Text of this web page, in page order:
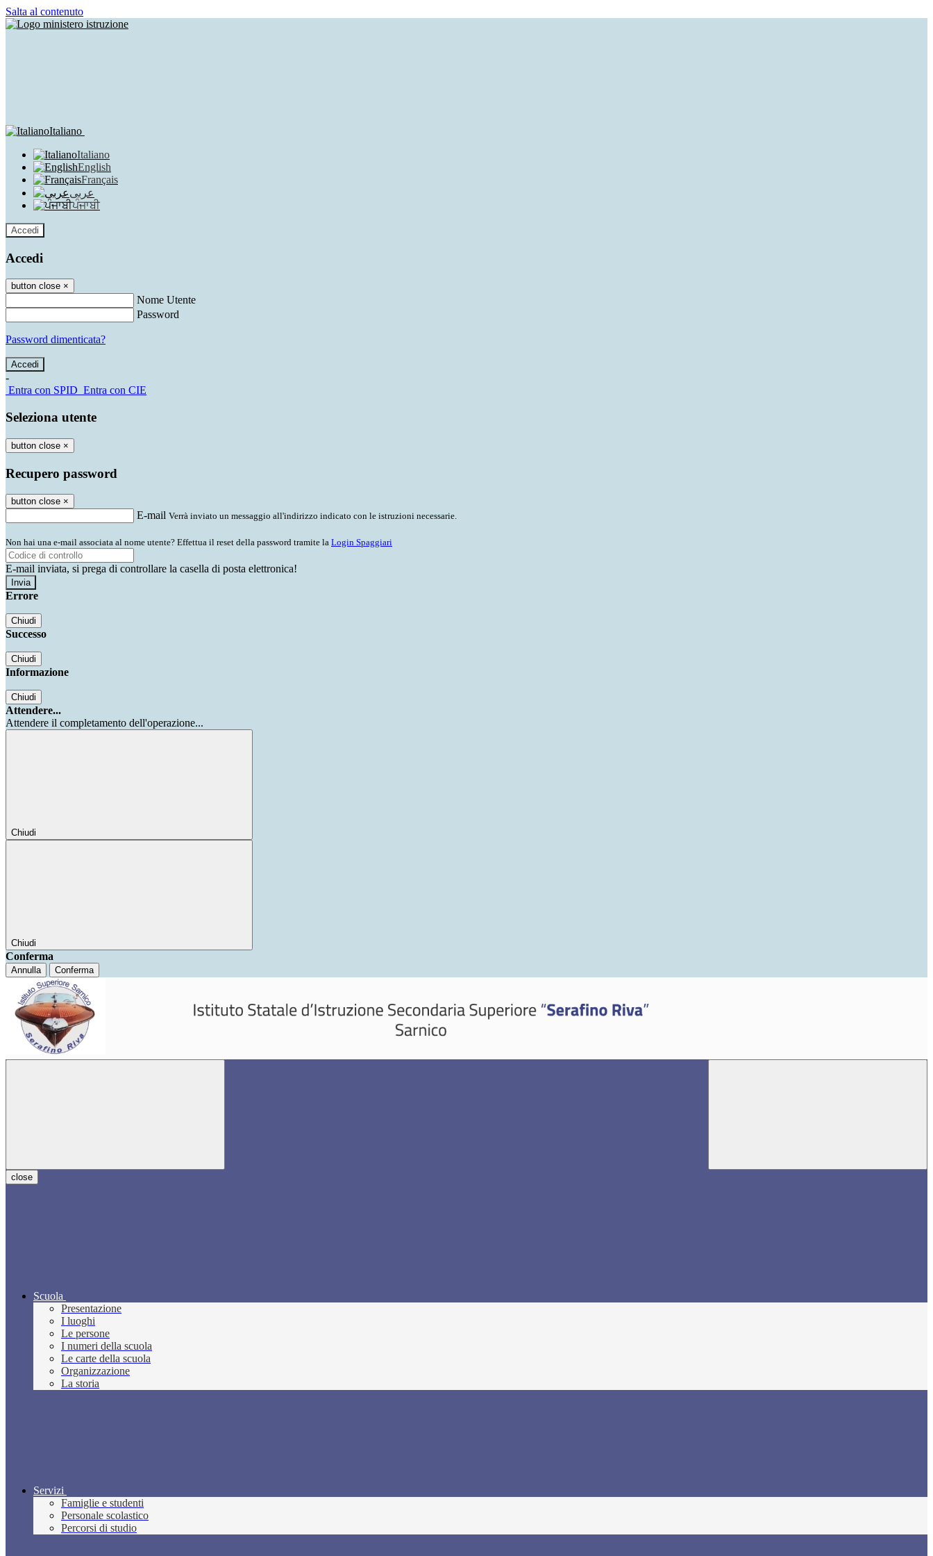
Salta al contenuto
Italiano
Italiano
English
Français
عربى
ਪੰਜਾਬੀ
Accedi
Accedi
button close ×
Nome Utente
Password
Password dimenticata?
-
Entra con SPID Entra con CIE
Seleziona utente
button close ×
Recupero password
button close ×
E-mail Verrà inviato un messaggio all'indirizzo indicato con le istruzioni necessarie.
Non hai una e-mail associata al nome utente? Effettua il reset della password tramite la Login Spaggiari
E-mail inviata, si prega di controllare la casella di posta elettronica!
Errore
Chiudi
Successo
Chiudi
Informazione
Chiudi
Attendere...
Attendere il completamento dell'operazione...
Chiudi
Chiudi
Conferma
Annulla Conferma
close
Scuola
Presentazione
I luoghi
Le persone
I numeri della scuola
Le carte della scuola
Organizzazione
La storia
Servizi
Famiglie e studenti
Personale scolastico
Percorsi di studio